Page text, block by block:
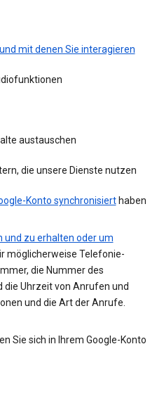
mit denen Sie interagieren
austauschen
die unsere Dienste nutzen
Konto synchronisierthaben
und zu erhalten oder um
möglicherweise Telefonie-
die Nummer des
Uhrzeit von Anrufen und
und die Art der Anrufe.
Sie sich in Ihrem Google-Konto